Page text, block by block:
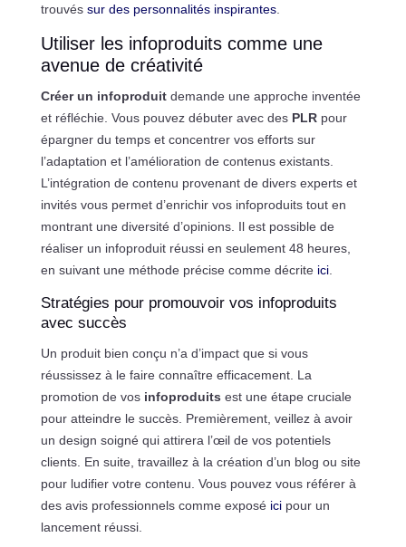
trouvés sur des personnalités inspirantes.
Utiliser les infoproduits comme une
avenue de créativité
Créer un infoproduitdemande une approche inventée
et réfléchie. Vous pouvez débuter avec des PLRpour
épargner du temps et concentrer vos efforts sur
l’adaptation et l’amélioration de contenus existants.
L’intégration de contenu provenant de divers experts et
invités vous permet d’enrichir vos infoproduits tout en
montrant une diversité d’opinions. Il est possible de
réaliser un infoproduit réussi en seulement 48 heures,
en suivant une méthode précise comme décrite ici.
Stratégies pour promouvoir vos infoproduits
avec succès
Un produit bien conçu n’a d’impact que si vous
réussissez à le faire connaître efficacement. La
promotion de vos infoproduits est une étape cruciale
pour atteindre le succès. Premièrement, veillez à avoir
un design soigné qui attirera l’œil de vos potentiels
clients. En suite, travaillez à la création d’un blog ou site
pour ludifier votre contenu. Vous pouvez vous référer à
des avis professionnels comme exposé icipour un
lancement réussi.